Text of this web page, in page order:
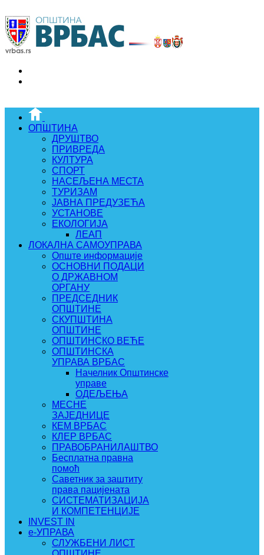
ОПШТИНА
ДРУШТВО
ПРИВРЕДА
КУЛТУРА
СПОРТ
НАСЕЉЕНА МЕСТА
ТУРИЗАМ
ЈАВНА ПРЕДУЗЕЋА
УСТАНОВЕ
ЕКОЛОГИЈА
ЛЕАП
ЛОКАЛНА САМОУПРАВА
Опште информације
ОСНОВНИ ПОДАЦИ
О ДРЖАВНОМ
ОРГАНУ
ПРЕДСЕДНИК
ОПШТИНЕ
СКУПШТИНА
ОПШТИНЕ
ОПШТИНСКО ВЕЋЕ
ОПШТИНСКА
УПРАВА ВРБАС
Начелник Општинске
управе
ОДЕЉЕЊА
МЕСНЕ
ЗАЈЕДНИЦЕ
КЕМ ВРБАС
КЛЕР ВРБАС
ПРАВОБРАНИЛАШТВО
Бесплатна правна
помоћ
Саветник за заштиту
права пацијената
СИСТЕМАТИЗАЦИЈА
И КОМПЕТЕНЦИЈЕ
INVEST IN
e-УПРАВА
СЛУЖБЕНИ ЛИСТ